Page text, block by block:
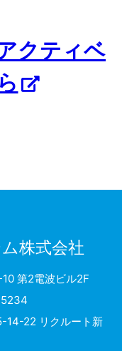
クティベ
株式会社
第2電波ビル2F
14-22 リクルート新